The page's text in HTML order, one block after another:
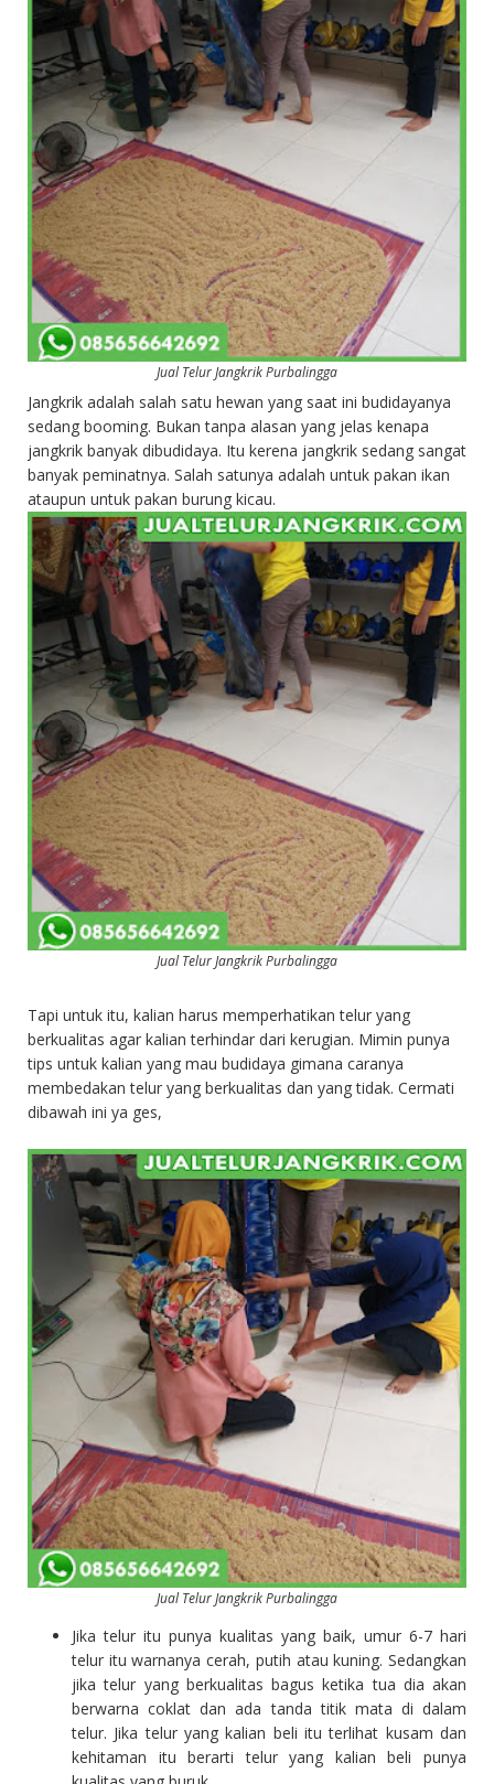
Jual Telur Jangkrik Purbalingga
Jangkrik adalah salah satu hewan yang saat ini budidayanya
sedang booming. Bukan tanpa alasan yang jelas kenapa
jangkrik banyak dibudidaya. Itu kerena jangkrik sedang sangat
banyak peminatnya. Salah satunya adalah untuk pakan ikan
ataupun untuk pakan burung kicau.
Jual Telur Jangkrik Purbalingga
Tapi untuk itu, kalian harus memperhatikan telur yang
berkualitas agar kalian terhindar dari kerugian. Mimin punya
tips untuk kalian yang mau budidaya gimana caranya
membedakan telur yang berkualitas dan yang tidak. Cermati
dibawah ini ya ges,
Jual Telur Jangkrik Purbalingga
Jika telur itu punya kualitas yang baik, umur 6-7 hari
telur itu warnanya cerah, putih atau kuning. Sedangkan
jika telur yang berkualitas bagus ketika tua dia akan
berwarna coklat dan ada tanda titik mata di dalam
telur. Jika telur yang kalian beli itu terlihat kusam dan
kehitaman itu berarti telur yang kalian beli punya